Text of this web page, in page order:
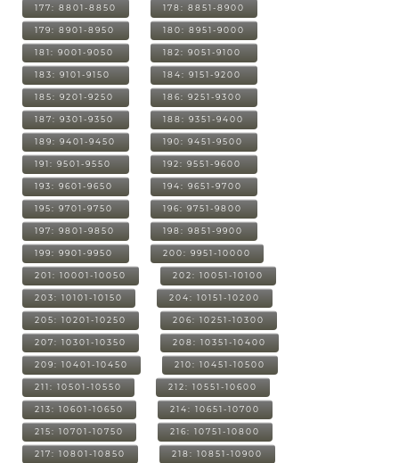
177: 8801-8850 178: 8851-8900
179: 8901-8950 180: 8951-9000
181: 9001-9050 182: 9051-9100
183: 9101-9150 184: 9151-9200
185: 9201-9250 186: 9251-9300
187: 9301-9350 188: 9351-9400
189: 9401-9450 190: 9451-9500
191: 9501-9550 192: 9551-9600
193: 9601-9650 194: 9651-9700
195: 9701-9750 196: 9751-9800
197: 9801-9850 198: 9851-9900
199: 9901-9950 200: 9951-10000
201: 10001-10050 202: 10051-10100
203: 10101-10150 204: 10151-10200
205: 10201-10250 206: 10251-10300
207: 10301-10350 208: 10351-10400
209: 10401-10450 210: 10451-10500
211: 10501-10550 212: 10551-10600
213: 10601-10650 214: 10651-10700
215: 10701-10750 216: 10751-10800
217: 10801-10850 218: 10851-10900